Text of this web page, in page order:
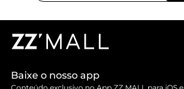
Baixe o nosso app